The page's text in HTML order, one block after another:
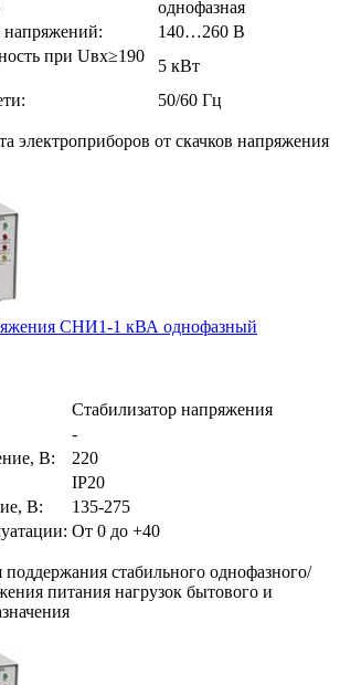
однофазная
напряжений:
140…260 В
при Uвх≥190
5 кВт
50/60 Гц
электроприборов от скачков напряжения
СНИ1-1 кВА однофазный
Стабилизатор напряжения
-
В:
220
IP20
В:
135-275
От 0 до +40
стабильного однофазного/
питания нагрузок бытового и